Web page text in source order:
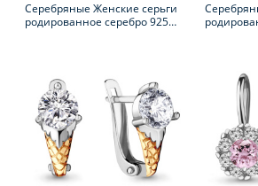
Серебряные Женские серьги
родированное серебро 925